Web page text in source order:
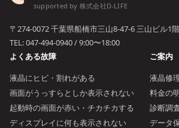
supported by 株式会社D-LIFE
〒274-0072 千葉県船橋市三山8-47-6 三山ビル1階
TEL:047-494-0940/ 9:00〜18:00
よくある故障
液晶にヒビ・割れがある
画面がうっすらとしか表示されない
起動時の画面が赤い・チカチカする
ディスプレイに何も表示されない
ご案内
液晶修
料金の
診断調
データ